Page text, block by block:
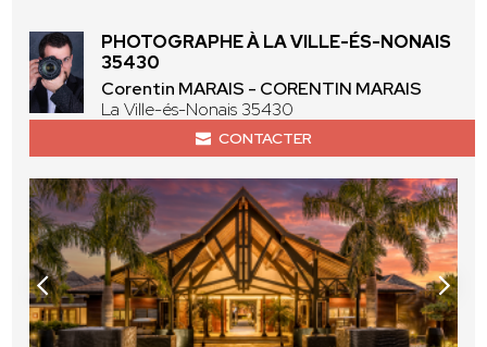
PHOTOGRAPHE À LA VILLE-ÉS-NONAIS
35430
Corentin MARAIS - CORENTIN MARAIS
La Ville-és-Nonais 35430
CONTACTER